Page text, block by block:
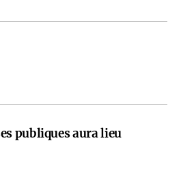
publiques aura lieu